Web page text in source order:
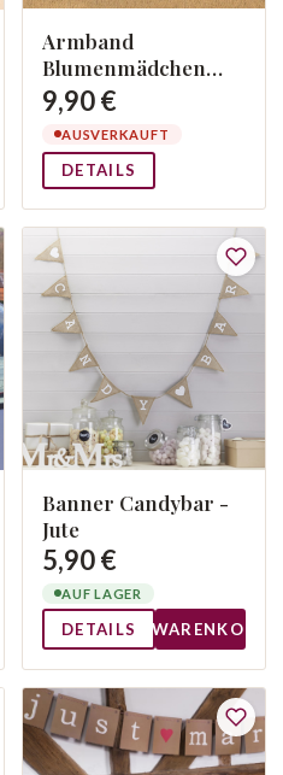
Armband
Blumenmädchen
Herzig
9,90 €
AUSVERKAUFT
DETAILS
Banner Candybar -
Jute
5,90 €
AUF LAGER
DETAILS WARENKORB